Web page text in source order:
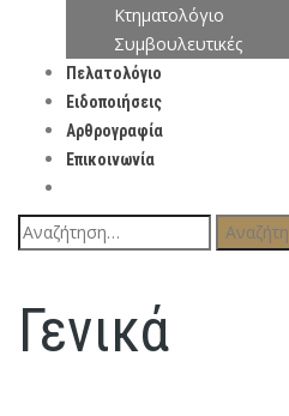
Κτηματολόγιο
Συμβουλευτικές
Πελατολόγιο
Ειδοποιήσεις
Αρθρογραφία
Επικοινωνία
Αναζήτηση
για:
Γενικά